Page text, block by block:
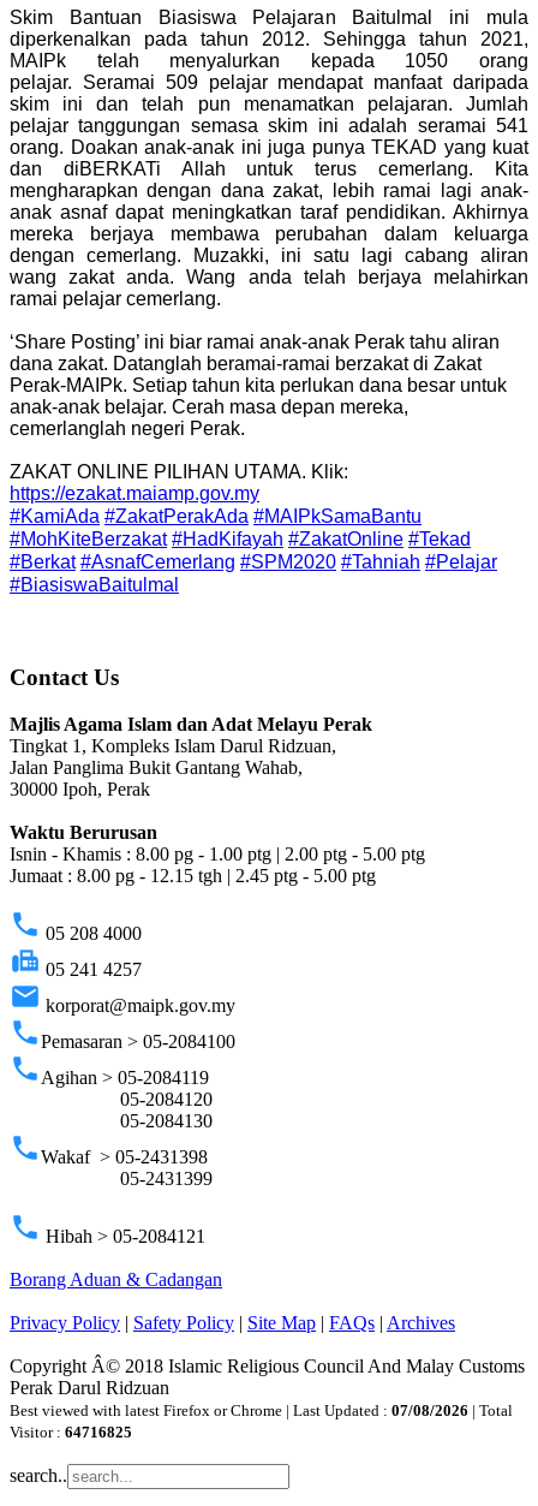
Skim Bantuan Biasiswa Pelajaran Baitulmal ini mula
diperkenalkan pada tahun 2012. Sehingga tahun 2021,
MAIPk telah menyalurkan kepada 1050 orang
pelajar. Seramai 509 pelajar mendapat manfaat daripada
skim ini dan telah pun menamatkan pelajaran. Jumlah
pelajar tanggungan semasa skim ini adalah seramai 541
orang. Doakan anak-anak ini juga punya TEKAD yang kuat
dan diBERKATi Allah untuk terus cemerlang. Kita
mengharapkan dengan dana zakat, lebih ramai lagi anak-
anak asnaf dapat meningkatkan taraf pendidikan. Akhirnya
mereka berjaya membawa perubahan dalam keluarga
dengan cemerlang. Muzakki, ini satu lagi cabang aliran
wang zakat anda. Wang anda telah berjaya melahirkan
ramai pelajar cemerlang.
‘Share Posting’ ini biar ramai anak-anak Perak tahu aliran
dana zakat. Datanglah beramai-ramai berzakat di Zakat
Perak-MAIPk. Setiap tahun kita perlukan dana besar untuk
anak-anak belajar. Cerah masa depan mereka,
cemerlanglah negeri Perak.
ZAKAT ONLINE PILIHAN UTAMA. Klik:
https://ezakat.maiamp.gov.my
#KamiAda #ZakatPerakAda #MAIPkSamaBantu
#MohKiteBerzakat #HadKifayah #ZakatOnline #Tekad
#Berkat #AsnafCemerlang #SPM2020 #Tahniah #Pelajar
#BiasiswaBaitulmal
Contact Us
Majlis Agama Islam dan Adat Melayu Perak
Tingkat 1, Kompleks Islam Darul Ridzuan,
Jalan Panglima Bukit Gantang Wahab,
30000 Ipoh, Perak
Waktu Berurusan
Isnin - Khamis : 8.00 pg - 1.00 ptg | 2.00 ptg - 5.00 ptg
Jumaat : 8.00 pg - 12.15 tgh | 2.45 ptg - 5.00 ptg
phone 05 208 4000
fax 05 241 4257
email korporat@maipk.gov.my
phonePemasaran > 05-2084100
phone Agihan > 05-2084119
05-2084120
05-2084130
phoneWakaf > 05-2431398
05-2431399
phone Hibah > 05-2084121
Borang Aduan & Cadangan
Privacy Policy | Safety Policy | Site Map | FAQs | Archives
Copyright Â© 2018 Islamic Religious Council And Malay Customs
Perak Darul Ridzuan
Best viewed with latest Firefox or Chrome | Last Updated : 07/08/2026 | Total
Visitor : 64716825
search..